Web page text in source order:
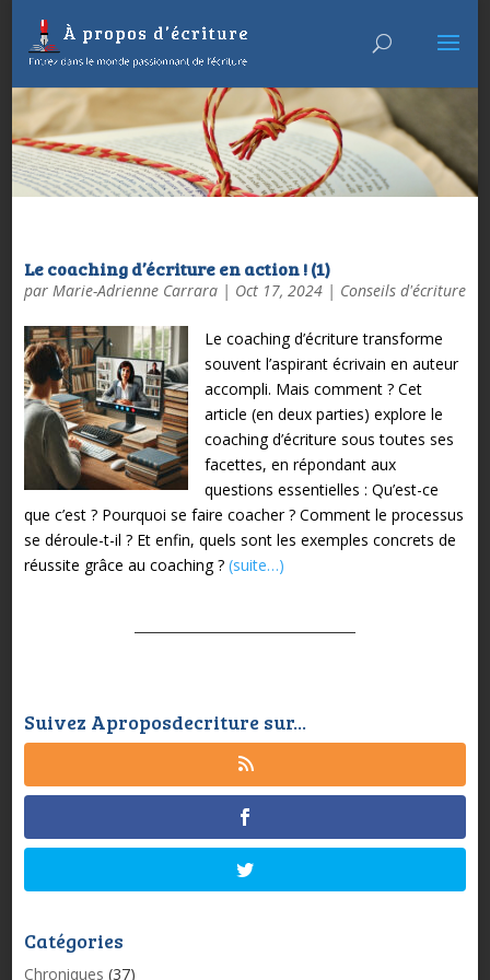
Le coaching d’écriture en action ! (1)
par Marie-Adrienne Carrara| Oct 17, 2024| Conseils d'écriture
Le coaching d’écriture transforme
souvent l’aspirant écrivain en auteur
accompli. Mais comment ? Cet
article (en deux parties) explore le
coaching d’écriture sous toutes ses
facettes, en répondant aux
questions essentielles : Qu’est-ce
que c’est ? Pourquoi se faire coacher ? Comment le processus
se déroule-t-il ? Et enfin, quels sont les exemples concrets de
réussite grâce au coaching ? (suite…)
Suivez Aproposdecriture sur...
Catégories
Chroniques (37)